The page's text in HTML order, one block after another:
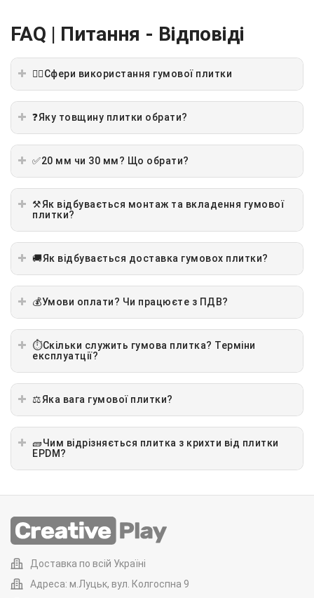
FAQ | Питання - Відповіді
🏋️‍♂️Сфери використання гумової плитки
❓Яку товщину плитки обрати?
✅20 мм чи 30 мм? Що обрати?
⚒️Як відбувається монтаж та вкладення гумової
плитки?
🚚Як відбувається доставка гумовох плитки?
💰Умови оплати? Чи працюєте з ПДВ?
⏱️Скільки служить гумова плитка? Терміни
експлуатції?
⚖️Яка вага гумової плитки?
🧱Чим відрізняється плитка з крихти від плитки
EPDM?
Доставка по всій Україні
Адреса: м.Луцьк, вул. Колгоспна 9